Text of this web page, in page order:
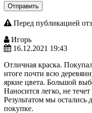
Отправить
Перед публикацией
Игорь
16.12.2021 19:43
Отличная краска.
итоге почти всю
яркие цвета. Большой
Наносится легко, не
Результатом мы
покупке.